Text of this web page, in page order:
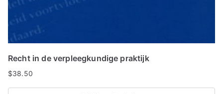
Recht in de verpleegkundige praktijk
$38.50